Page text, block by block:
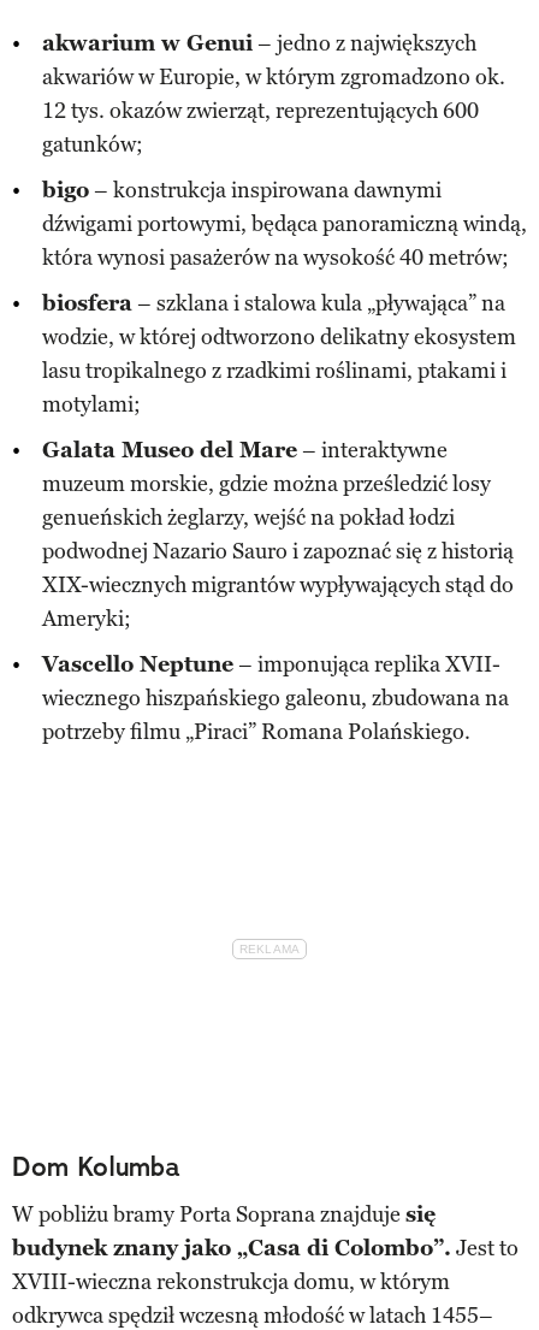
akwarium w Genui– jedno z największych
akwariów w Europie, w którym zgromadzono ok.
12 tys. okazów zwierząt, reprezentujących 600
gatunków;
bigo– konstrukcja inspirowana dawnymi
dźwigami portowymi, będąca panoramiczną windą,
która wynosi pasażerów na wysokość 40 metrów;
biosfera– szklana i stalowa kula „pływająca” na
wodzie, w której odtworzono delikatny ekosystem
lasu tropikalnego z rzadkimi roślinami, ptakami i
motylami;
Galata Museo del Mare– interaktywne
muzeum morskie, gdzie można prześledzić losy
genueńskich żeglarzy, wejść na pokład łodzi
podwodnej Nazario Sauro i zapoznać się z historią
XIX-wiecznych migrantów wypływających stąd do
Ameryki;
Vascello Neptune– imponująca replika XVII-
wiecznego hiszpańskiego galeonu, zbudowana na
potrzeby filmu „Piraci” Romana Polańskiego.
Dom Kolumba
W pobliżu bramy Porta Soprana znajduje się
budynek znany jako „Casa di Colombo”. Jest to
XVIII-wieczna rekonstrukcja domu, w którym
odkrywca spędził wczesną młodość w latach 1455–